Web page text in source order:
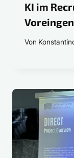
KI im
Von